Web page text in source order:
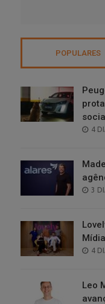
POPULARES
4
3
Mídia
4
Leo